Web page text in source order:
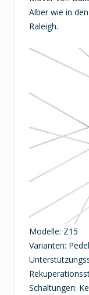
Alber wie in
Raleigh.
Modelle: Z15
Varianten:
Schaltungen: